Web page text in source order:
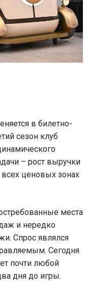
в билетно-
сезон клуб
– рост выручки
всех ценовых зонах
места
и нередко
Спрос являлся
Сегодня
почти любой
дня до игры.